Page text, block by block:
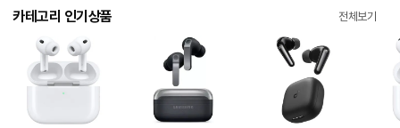
카테고리 인기상품 전체보기